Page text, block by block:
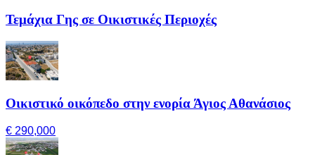
Τεμάχια Γης σε Οικιστικές Περιοχές
Οικιστικό οικόπεδο στην ενορία Άγιος Αθανάσιος
€ 290,000